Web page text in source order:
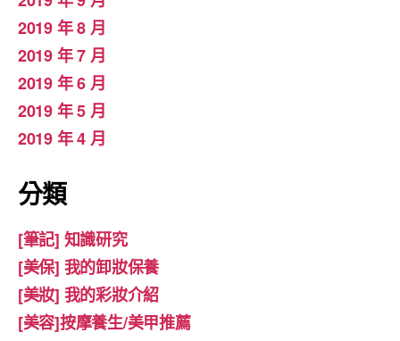
2019 年 8 月
2019 年 7 月
2019 年 6 月
2019 年 5 月
2019 年 4 月
分類
[筆記] 知識研究
[美保] 我的卸妝保養
[美妝] 我的彩妝介紹
[美容]按摩養生/美甲推薦